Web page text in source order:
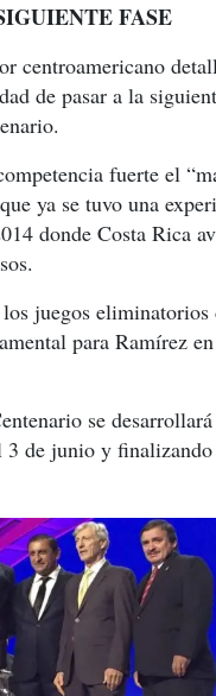
FASE
centroamericano
de pasar a la
fuerte el
ya se tuvo una
donde Costa Rica
juegos eliminatorios
para Ramírez
se
de junio y finalizando